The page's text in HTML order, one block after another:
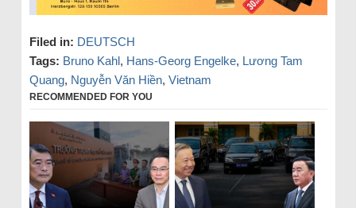
Filed in: DEUTSCH
Tags: Bruno Kahl, Hans-Georg Engelke, Lương Tam
Quang, Nguyễn Văn Hiền, Vietnam
RECOMMENDED FOR YOU